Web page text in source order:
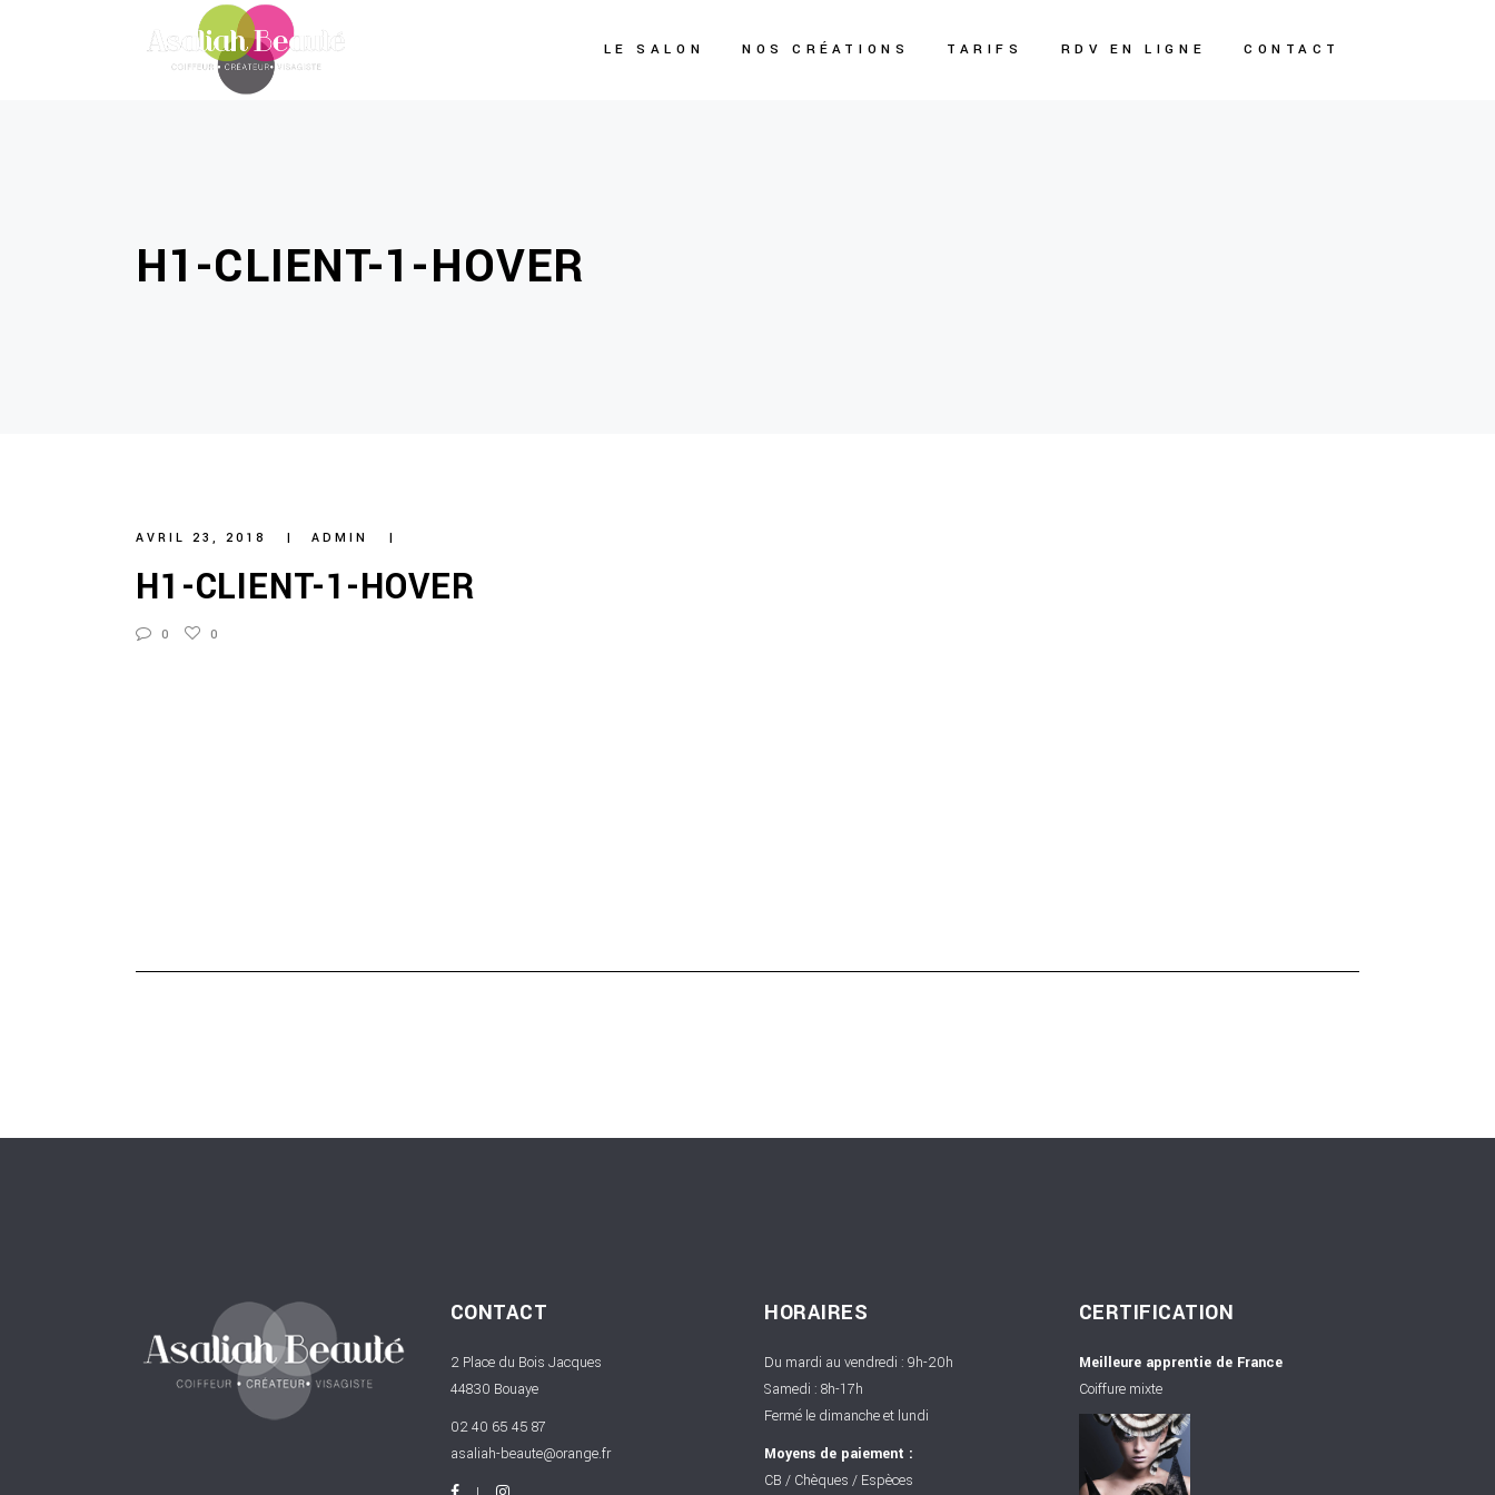
LE SALON NOS CRÉATIONS TARIFS RDV EN LIGNE CONTACT
H1-CLIENT-1-HOVER
AVRIL 23, 2018 ADMIN
H1-CLIENT-1-HOVER
0 0
CONTACT
2 Place du Bois Jacques
44830 Bouaye
02 40 65 45 87
asaliah-beaute@orange.fr
HORAIRES
Du mardi au vendredi : 9h-20h
Samedi : 8h-17h
Fermé le dimanche et lundi
Moyens de paiement :
CB / Chèques / Espèces
CERTIFICATION
Meilleure apprentie de France
Coiffure mixte